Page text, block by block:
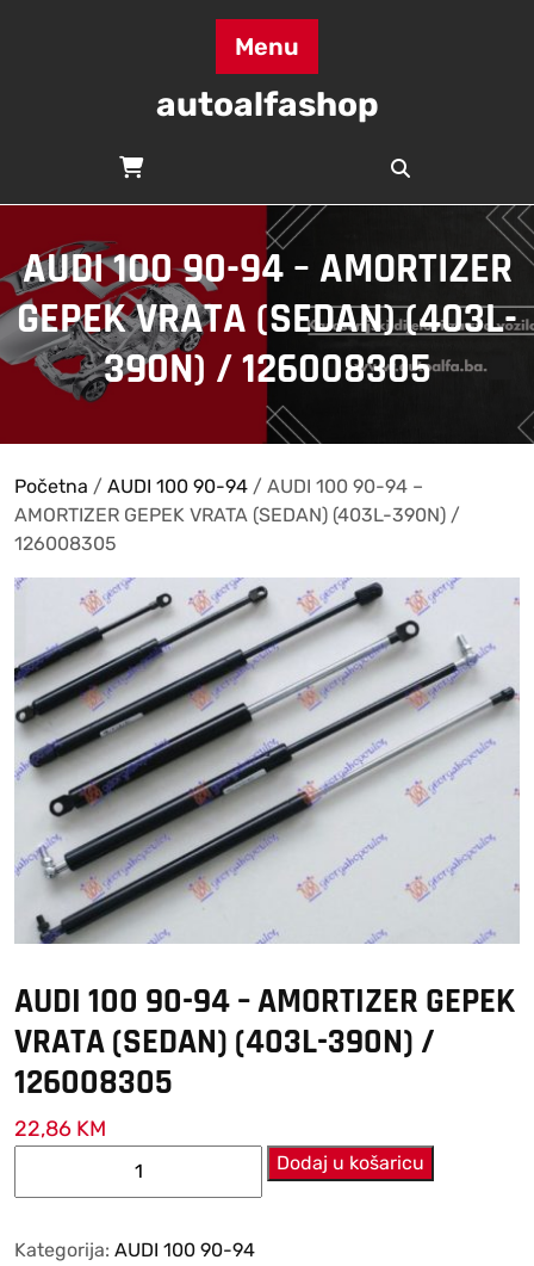
Menu
autoalfashop
AUDI 100 90-94 – AMORTIZER
GEPEK VRATA (SEDAN) (403L-
390N) / 126008305
Početna / AUDI 100 90-94 / AUDI 100 90-94 –
AMORTIZER GEPEK VRATA (SEDAN) (403L-390N) /
126008305
AUDI 100 90-94 – AMORTIZER GEPEK
VRATA (SEDAN) (403L-390N) /
126008305
22,86 KM
94
Dodaj u košaricu
Kategorija: AUDI 100 90-94